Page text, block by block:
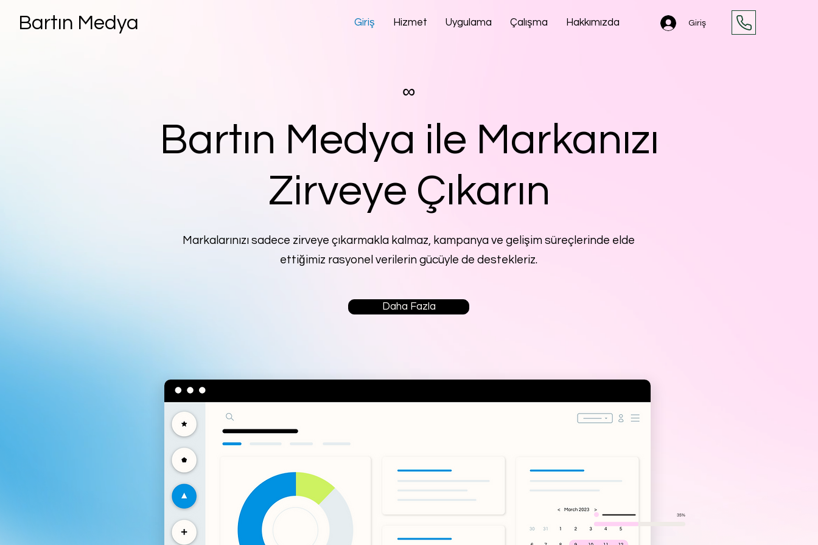
Bartın Medya Giriş Hizmet Uygulama Çalışma Hakkımızda Giriş
∞
Bartın Medya ile Markanızı
Zirveye Çıkarın
Markalarınızı sadece zirveye çıkarmakla kalmaz, kampanya ve gelişim süreçlerinde elde
ettiğimiz rasyonel verilerin gücüyle de destekleriz.
Daha Fazla